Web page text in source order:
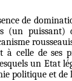
de
(un puissant)
celle de ses
un Etat
politique et de